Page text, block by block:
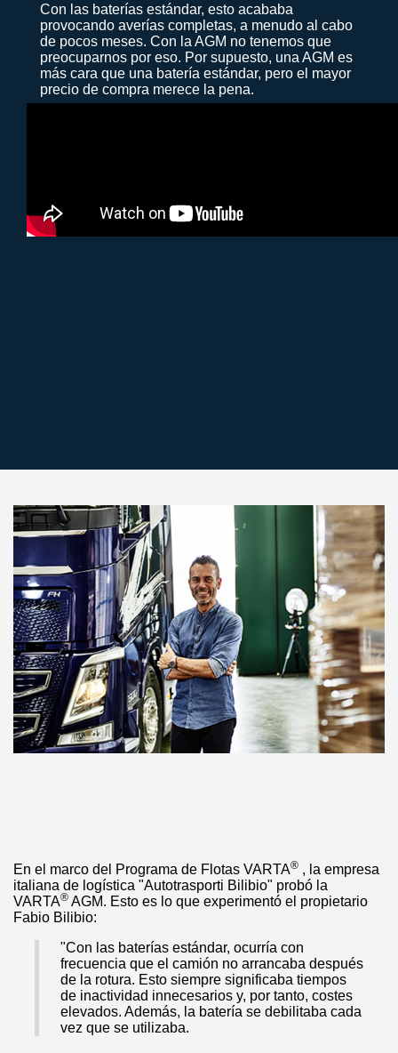
Con las baterías estándar, esto acababa
provocando averías completas, a menudo al cabo
de pocos meses. Con la AGM no tenemos que
preocuparnos por eso. Por supuesto, una AGM es
más cara que una batería estándar, pero el mayor
precio de compra merece la pena.
En el marco del Programa de Flotas VARTA® , la empresa
italiana de logística "Autotrasporti Bilibio" probó la
VARTA® AGM. Esto es lo que experimentó el propietario
Fabio Bilibio:
"Con las baterías estándar, ocurría con
frecuencia que el camión no arrancaba después
de la rotura. Esto siempre significaba tiempos
de inactividad innecesarios y, por tanto, costes
elevados. Además, la batería se debilitaba cada
vez que se utilizaba.